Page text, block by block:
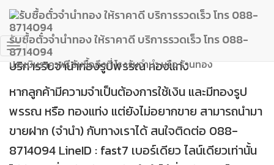
รับซื้อตั๋วจำนำทอง ให้ราคาดี บริการรวดเร็ว โทร 088-
8714094
ประเมินราคาฟรี รับซื้อถึงที่ โรงรับจำนำ หรือ ร้านทอง
Toggle
รับจำนำทองรูปพรรณ ทองแท่ง
บริการรับจำนำทองรูปพรรณ ทองแท่ง
หากลูกค้ามีความจำเป็นต้องการใช้เงิน และมีทองรูป
พรรณ หรือ ทองแท่ง แต่ยังไม่อยากขาย สามารถนำมา
ขายฝาก (จำนำ) กับทางเราได้ สนใจติดต่อ 088-
8714094 LineID : fast7 เบอร์เดียว ไลน์เดียวเท่านั้น